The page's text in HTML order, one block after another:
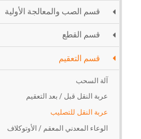
قسم الصب والمعالجة الأولية
قسم القطع
قسم التعقيم
آلة السحب
عربة النقل قبل / بعد التعقيم
عربة النقل للتصليب
الوعاء المعدني المعقم / الأوتوكلاف